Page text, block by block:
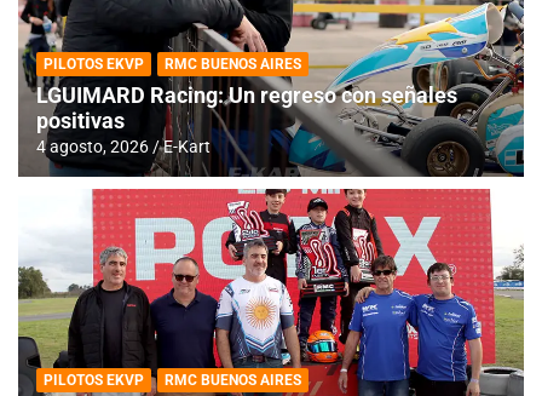
PILOTOS EKVP RMC BUENOS AIRES
LGUIMARD Racing: Un regreso con señales
positivas
4 agosto, 2026 E-Kart
PILOTOS EKVP RMC BUENOS AIRES